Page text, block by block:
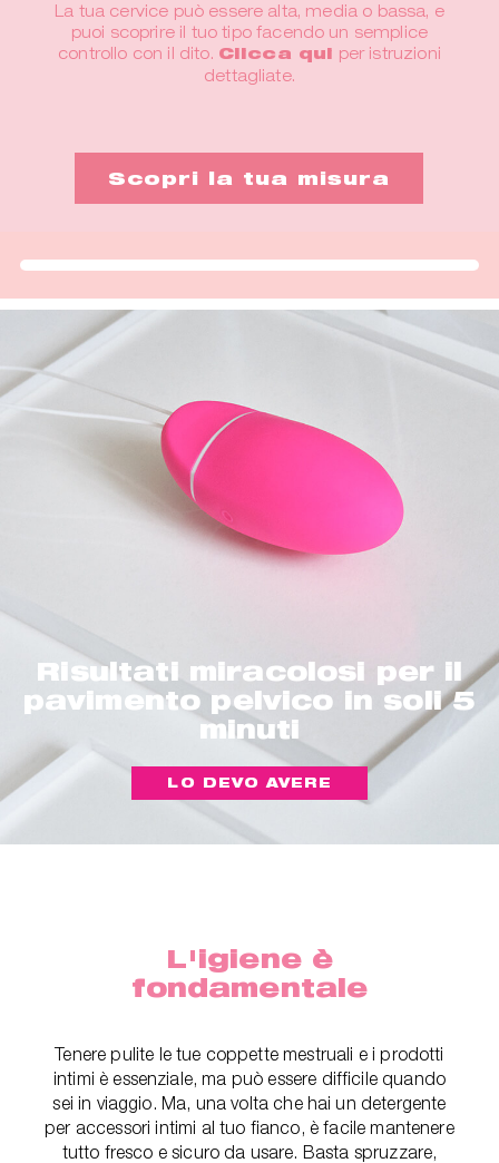
La tua cervice può essere alta, media o bassa, e
puoi scoprire il tuo tipo facendo un semplice
controllo con il dito. Clicca qui per istruzioni
dettagliate.
Risultati miracolosi per il
pavimento pelvico in soli 5
minuti
LO DEVO AVERE
L'igiene è
fondamentale
Tenere pulite le tue coppette mestruali e i prodotti
intimi è essenziale, ma può essere difficile quando
sei in viaggio. Ma, una volta che hai un detergente
per accessori intimi al tuo fianco, è facile mantenere
tutto fresco e sicuro da usare. Basta spruzzare,